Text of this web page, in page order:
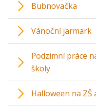
Bubnovačka
Vánoční jarmark
Podzimní práce
školy
Halloween na ZŠ